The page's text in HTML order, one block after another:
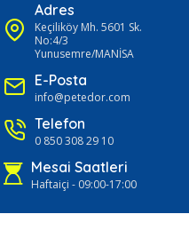
Adres
Keçiliköy Mh. 5601 Sk.
No:4/3
Yunusemre/MANİSA
E-Posta
info@petedor.com
Telefon
0 850 308 29 10
Mesai Saatleri
Haftaiçi - 09:00-17:00